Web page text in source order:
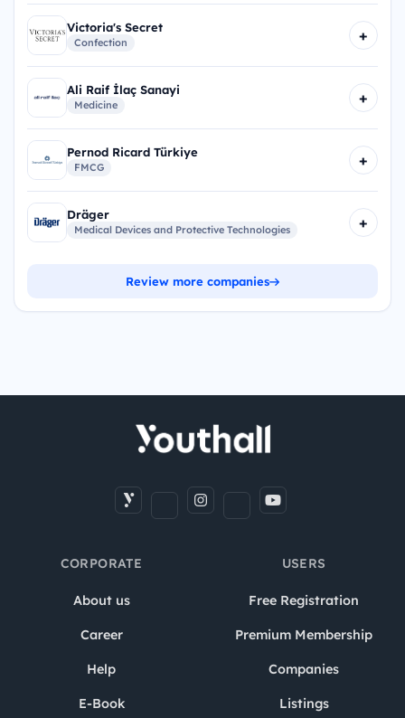
Victoria's Secret
Confection +
Ali Raif İlaç Sanayi
Medicine +
Pernod Ricard Türkiye
FMCG +
Dräger
Medical Devices and Protective Technologies +
Review more companies
CORPORATE
About us
Career
Help
E-Book
USERS
Free Registration
Premium Membership
Companies
Listings